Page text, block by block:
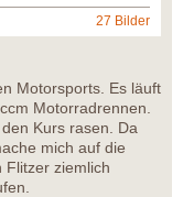
27 Bilder
Motorsports. Es läuft
Motorradrennen.
Kurs rasen. Da
mich auf die
Flitzer ziemlich